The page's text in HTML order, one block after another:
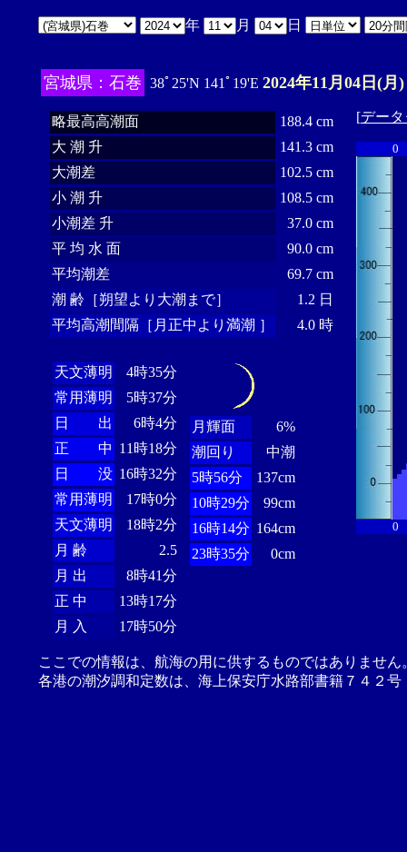
年 月 日
宮城県：石巻 38ﾟ25'N 141ﾟ19'E 2024年11月04日(月)
略最高高潮面
188.4 cm
大 潮 升
141.3 cm
大潮差
102.5 cm
小 潮 升
108.5 cm
小潮差 升
37.0 cm
平 均 水 面
90.0 cm
平均潮差
69.7 cm
潮 齢［朔望より大潮まで］
1.2 日
平均高潮間隔［月正中より満潮 ］
4.0 時
天文薄明
4時35分
常用薄明
5時37分
日 出
6時4分
正 中 11時18分
日 没 16時32分
常用薄明
17時0分
天文薄明
18時2分
月 齢
2.5
月 出
8時41分
正 中
13時17分
月 入
17時50分
月輝面
6%
潮回り
中潮
5時56分
137cm
10時29分
99cm
16時14分 164cm
23時35分
0cm
[デー
0
0
ここでの情報は、航海の用に供するものではありませ
各港の潮汐調和定数は、海上保安庁水路部書籍７４２